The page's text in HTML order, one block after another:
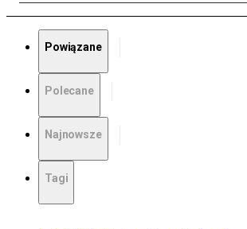
Powiązane
Polecane
Najnowsze
Tagi